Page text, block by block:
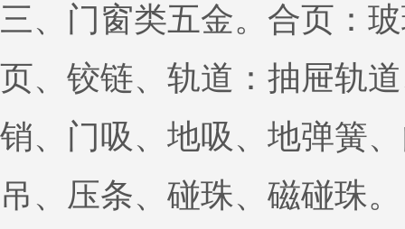
三、门窗类五金。合页：
页、铰链、轨道：抽屉轨
销、门吸、地吸、地弹簧
吊、压条、碰珠、磁碰珠。